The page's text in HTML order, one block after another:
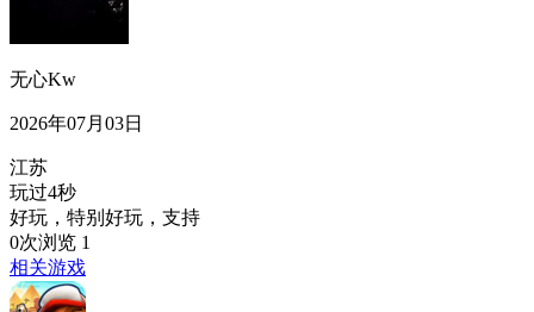
无心Kw
2026年07月03日
江苏
玩过4秒
好玩，特别好玩，支持
0次浏览 1
相关游戏